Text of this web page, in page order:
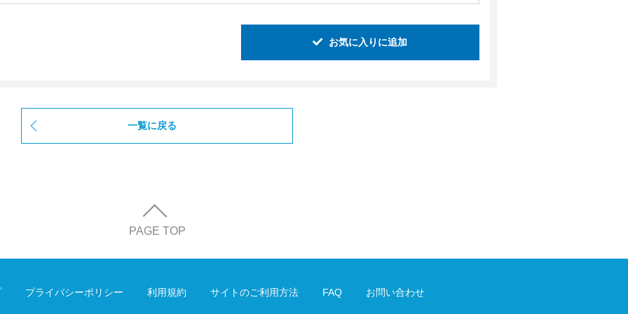
お気に入りに追加
一覧に戻る
PAGE TOP
プライバシーポリシー 利用規約 サイトのご利用方法 FAQ お問い合わせ